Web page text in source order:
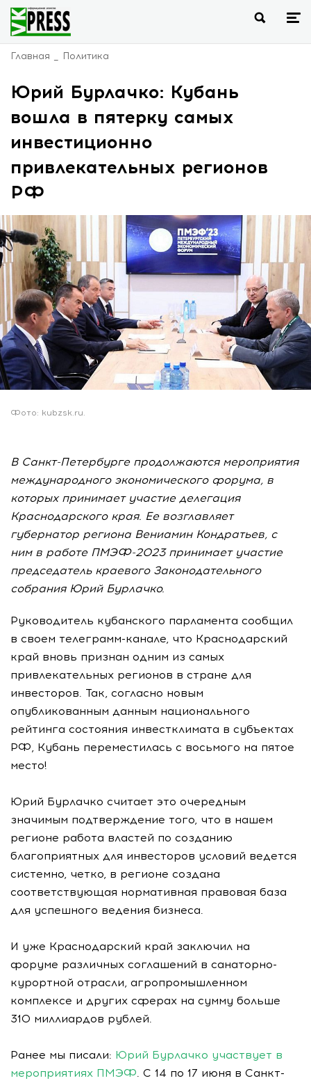
Главная Политика
Юрий Бурлачко: Кубань
вошла в пятерку самых
инвестиционно
привлекательных регионов
РФ
Фото: kubzsk.ru.
В Санкт-Петербурге продолжаются мероприятия
международного экономического форума, в
которых принимает участие делегация
Краснодарского края. Ее возглавляет
губернатор региона Вениамин Кондратьев, с
ним в работе ПМЭФ-2023 принимает участие
председатель краевого Законодательного
собрания Юрий Бурлачко.
Руководитель кубанского парламента сообщил
в своем телеграмм-канале, что Краснодарский
край вновь признан одним из самых
привлекательных регионов в стране для
инвесторов. Так, согласно новым
опубликованным данным национального
рейтинга состояния инвестклимата в субъектах
РФ, Кубань переместилась с восьмого на пятое
место!
Юрий Бурлачко считает это очередным
значимым подтверждение того, что в нашем
регионе работа властей по созданию
благоприятных для инвесторов условий ведется
системно, четко, в регионе создана
соответствующая нормативная правовая база
для успешного ведения бизнеса.
И уже Краснодарский край заключил на
форуме различных соглашений в санаторно-
курортной отрасли, агропромышленном
комплексе и других сферах на сумму больше
310 миллиардов рублей.
Ранее мы писали: Юрий Бурлачко участвует в
мероприятиях ПМЭФ. С 14 по 17 июня в Санкт-